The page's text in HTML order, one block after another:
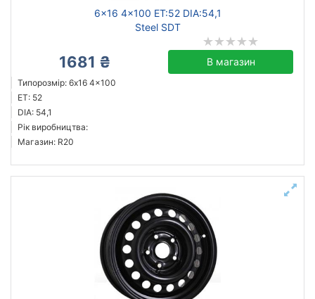
6x16 4x100 ET:52 DIA:54,1
Steel SDT
1681 ₴ В магазин
Типорозмір: 6x16 4x100
ET: 52
DIA: 54,1
Рік виробництва:
Магазин: R20